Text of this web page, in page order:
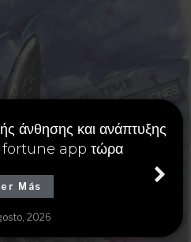
άνθησης και ανάπτυξης
fortune app τώρα
Más
2026